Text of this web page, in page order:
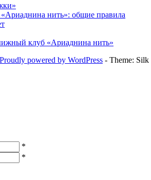
нить»: общие правила
клуб «Ариаднина нить»
Proudly powered by WordPress - Theme:
*
*